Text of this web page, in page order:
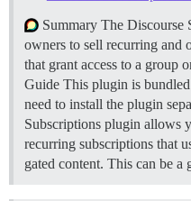
Summary The Discourse
owners to sell recurring and
that grant access to a group
Guide This plugin is
need to install the plugin
Subscriptions plugin allows
recurring subscriptions that
gated content. This can be